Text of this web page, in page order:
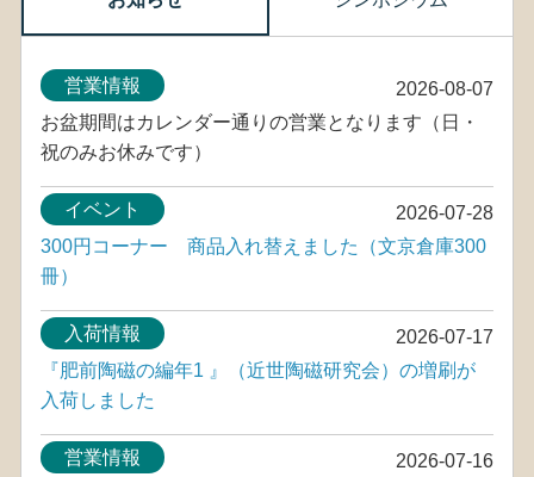
2026-08-07
営業情報
お盆期間はカレンダー通りの営業となります（日・
祝のみお休みです）
2026-07-28
イベント
300円コーナー 商品入れ替えました（文京倉庫300
冊）
2026-07-17
入荷情報
『肥前陶磁の編年1 』（近世陶磁研究会）の増刷が
入荷しました
2026-07-16
営業情報